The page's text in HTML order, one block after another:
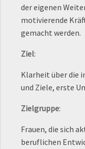
der eigenen
motivierende
gemacht werden.
Ziel:
Klarheit über die
und Ziele, erste
Zielgruppe:
Frauen, die sich
beruflichen